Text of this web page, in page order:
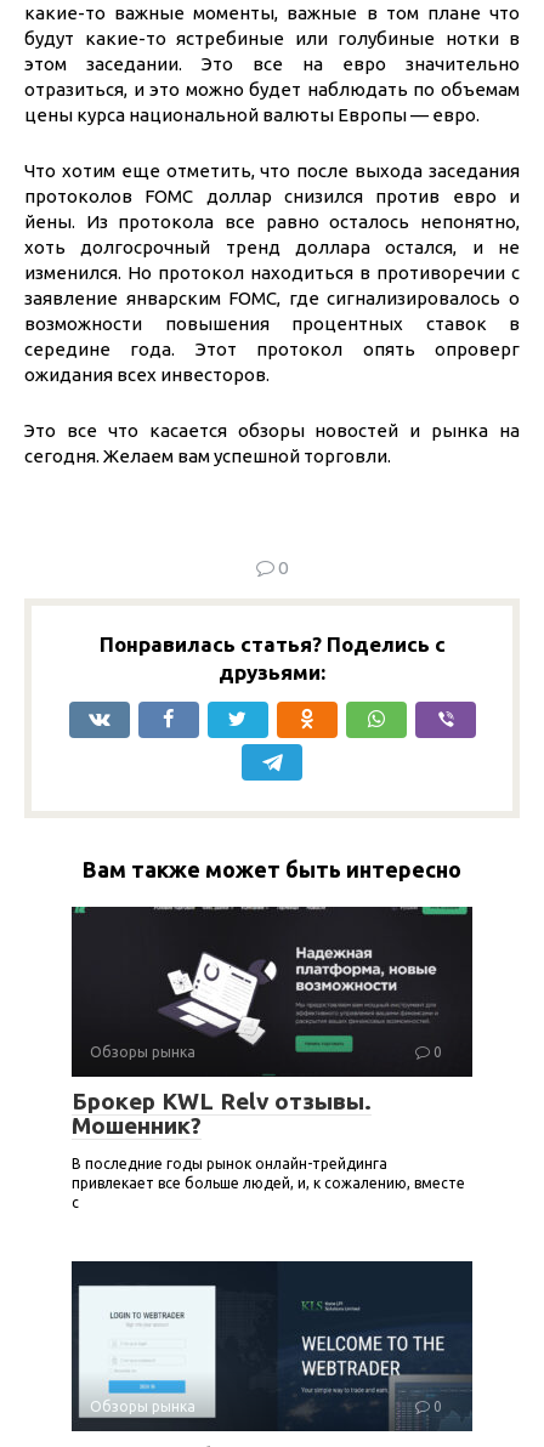
какие-то важные моменты, важные в том плане что
будут какие-то ястребиные или голубиные нотки в
этом заседании. Это все на евро значительно
отразиться, и это можно будет наблюдать по объемам
цены курса национальной валюты Европы — евро.
Что хотим еще отметить, что после выхода заседания
протоколов FOMC доллар снизился против евро и
йены. Из протокола все равно осталось непонятно,
хоть долгосрочный тренд доллара остался, и не
изменился. Но протокол находиться в противоречии с
заявление январским FOMC, где сигнализировалось о
возможности повышения процентных ставок в
середине года. Этот протокол опять опроверг
ожидания всех инвесторов.
Это все что касается обзоры новостей и рынка на
сегодня. Желаем вам успешной торговли.
0
Понравилась статья? Поделись с
друзьями:
Вам также может быть интересно
Обзоры рынка 0
Брокер KWL Relv отзывы.
Мошенник?
В последние годы рынок онлайн-трейдинга
привлекает все больше людей, и, к сожалению, вместе
с
Обзоры рынка 0